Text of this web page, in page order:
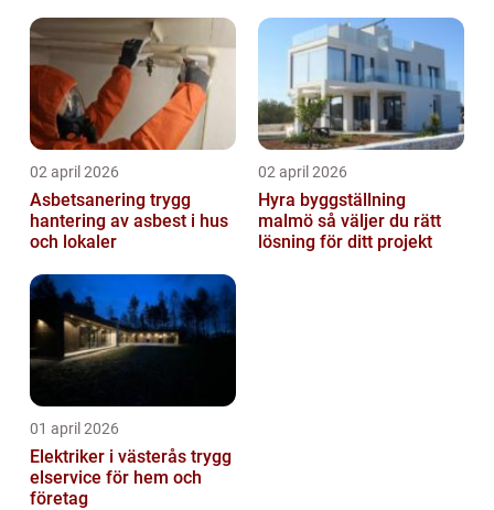
02 april 2026
Asbetsanering trygg
hantering av asbest i hus
och lokaler
02 april 2026
Hyra byggställning
malmö så väljer du rätt
lösning för ditt projekt
01 april 2026
Elektriker i västerås trygg
elservice för hem och
företag